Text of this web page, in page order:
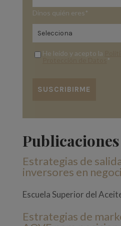
Dinos quién eres *
He leído y acepto la
*
Estrategias de
inversores en
Escuela Superior del
Estrategias de